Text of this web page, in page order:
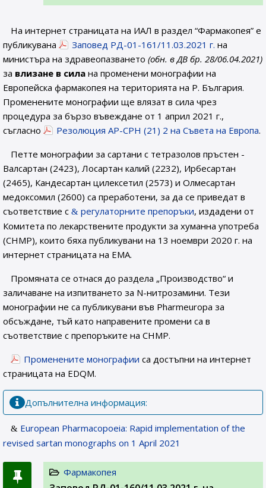
На интернет страницата на ИАЛ в раздел “Фармакопея” е
публикувана
Заповед РД-01-161/11.03.2021 г. на
министъра на здравеопазването (обн. в ДВ бр. 28/06.04.2021)
за влизане в сила на променени монографии на
Европейска фармакопея на територията на Р. България.
Променените монографии ще влязат в сила чрез
процедура за бързо въвеждане от 1 април 2021 г.,
съгласно
Резолюция AP-CPH (21) 2 на Съвета на Европа.
Петте монографии за сартани с тетразолов пръстен -
Валсартан (2423), Лосартан калий (2232), Ирбесартан
(2465), Кандесартан цилексетил (2573) и Олмесартан
медоксомил (2600) са преработени, за да се приведат в
съответствие с
регулаторните препоръки, издадени от
Комитета по лекарствените продукти за хуманна употреба
(CHMP), които бяха публикувани на 13 ноември 2020 г. на
интернет страницата на EMA.
Промяната се отнася до раздела „Производство“ и
заличаване на изпитването за N-нитрозамини. Тези
монографии не са публикувани във Pharmeuropa за
обсъждане, тъй като направените промени са в
съответствие с препоръките на CHMP.
Променените монографии са достъпни на интернет
страницата на EDQM.
Допълнителна информация:
European Pharmacopoeia: Rapid implementation of the
revised sartan monographs on 1 April 2021
Фармакопея